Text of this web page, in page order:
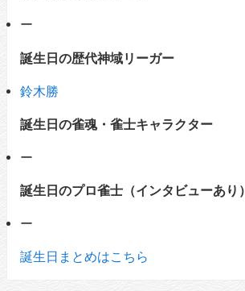
ー
誕生日の歴代神域リーガー
鈴木勝
誕生日の雀魂・雀士キャラクター
ー
誕生日のプロ雀士（インタビューあり）
ー
誕生日まとめはこちら